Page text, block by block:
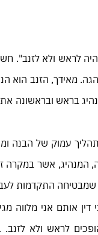
לראש ולא
מאידך, הזנב הוא
בראש ובראשונה
עמוק של הבנה
המנהיג, אשר במקרה
התקדמות
אותם אני מלווה
לראש ולא